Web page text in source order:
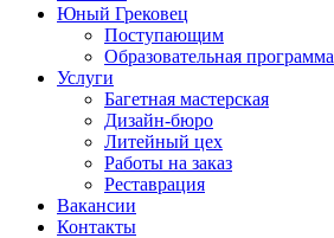
Юный Грековец
Поступающим
Образовательная программа
Услуги
Багетная мастерская
Дизайн-бюро
Литейный цех
Работы на заказ
Реставрация
Вакансии
Контакты